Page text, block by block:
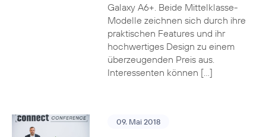
Galaxy A6+. Beide Mittelklasse-
Modelle zeichnen sich durch ihre
praktischen Features und ihr
hochwertiges Design zu einem
überzeugenden Preis aus.
Interessenten können […]
09. Mai 2018